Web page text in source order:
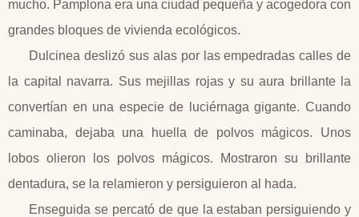
mucho. Pamplona era una ciudad pequeña y acogedora con
grandes bloques de vivienda ecológicos.
Dulcinea deslizó sus alas por las empedradas calles de
la capital navarra. Sus mejillas rojas y su aura brillante la
convertían en una especie de luciérnaga gigante. Cuando
caminaba, dejaba una huella de polvos mágicos. Unos
lobos olieron los polvos mágicos. Mostraron su brillante
dentadura, se la relamieron y persiguieron al hada.
Enseguida se percató de que la estaban persiguiendo y